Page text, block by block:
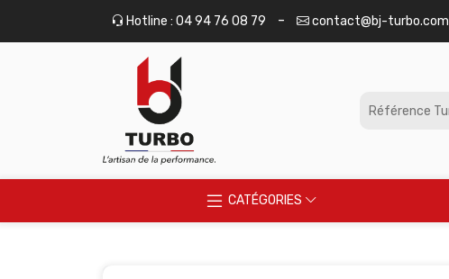
Hotline : 04 94 76 08 79 - contact@bj-turbo.com
CATÉGORIES
Panneau de gestion des cookies